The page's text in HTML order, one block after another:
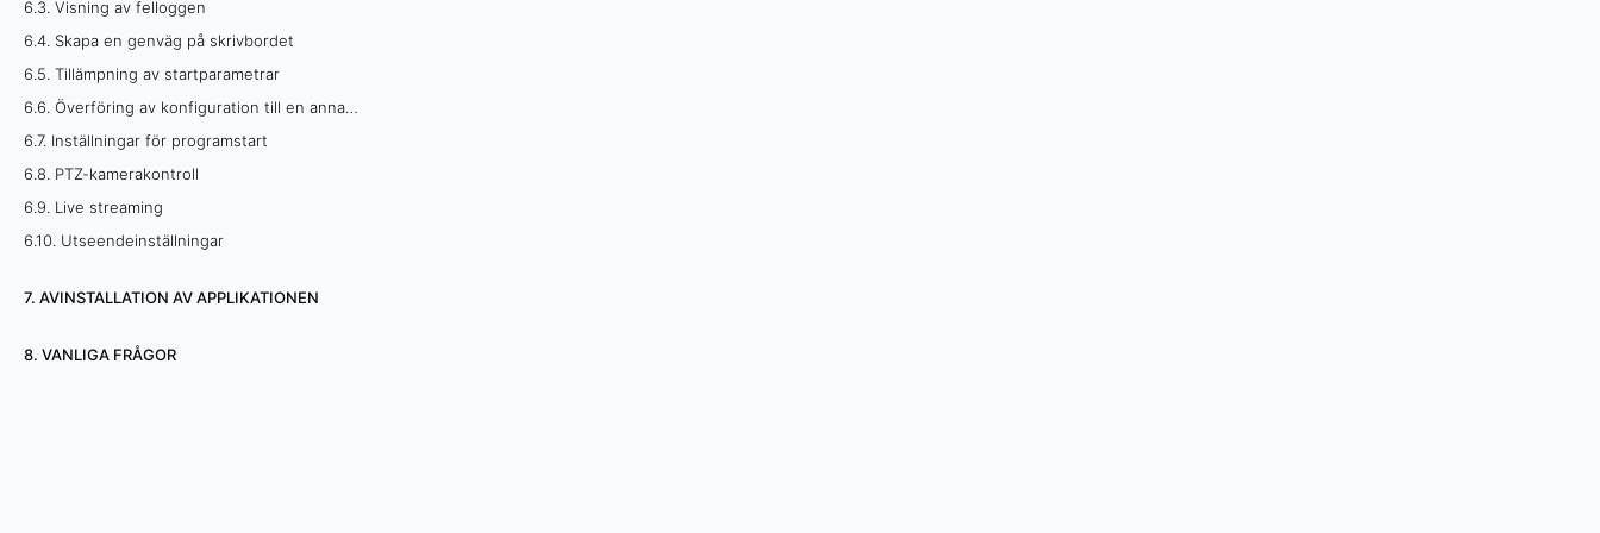
6.3. Visning av felloggen
6.4. Skapa en genväg på skrivbordet
6.5. Tillämpning av startparametrar
6.6. Överföring av konfiguration till en annan PC
6.7. Inställningar för programstart
6.8. PTZ-kamerakontroll
6.9. Live streaming
6.10. Utseendeinställningar
7. AVINSTALLATION AV APPLIKATIONEN
8. VANLIGA FRÅGOR